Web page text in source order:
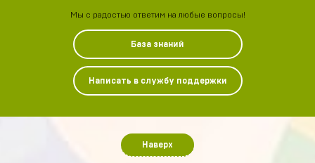
Мы с радостью ответим на любые вопросы!
База знаний
Написать в службу поддержки
Наверх